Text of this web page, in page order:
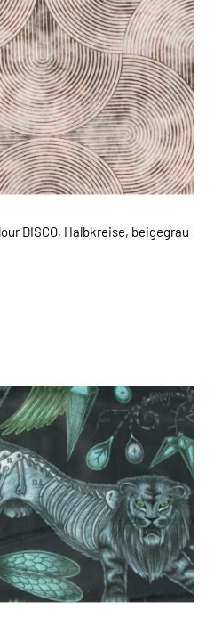
DISCO, Halbkreise, beigegrau